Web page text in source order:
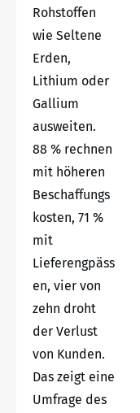
Rohstoffen
wie Seltene
Erden,
Lithium oder
Gallium
ausweiten.
88 % rechnen
mit höheren
Beschaffungs
kosten, 71 %
mit
Lieferengpäss
en, vier von
zehn droht
der Verlust
von Kunden.
Das zeigt eine
Umfrage des